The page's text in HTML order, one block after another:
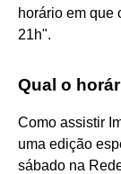
horário em que
21h".
Qual o
Como assistir
uma edição
sábado na